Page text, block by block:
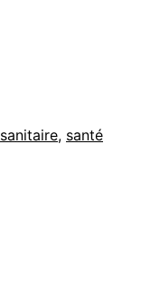
sanitaire, santé